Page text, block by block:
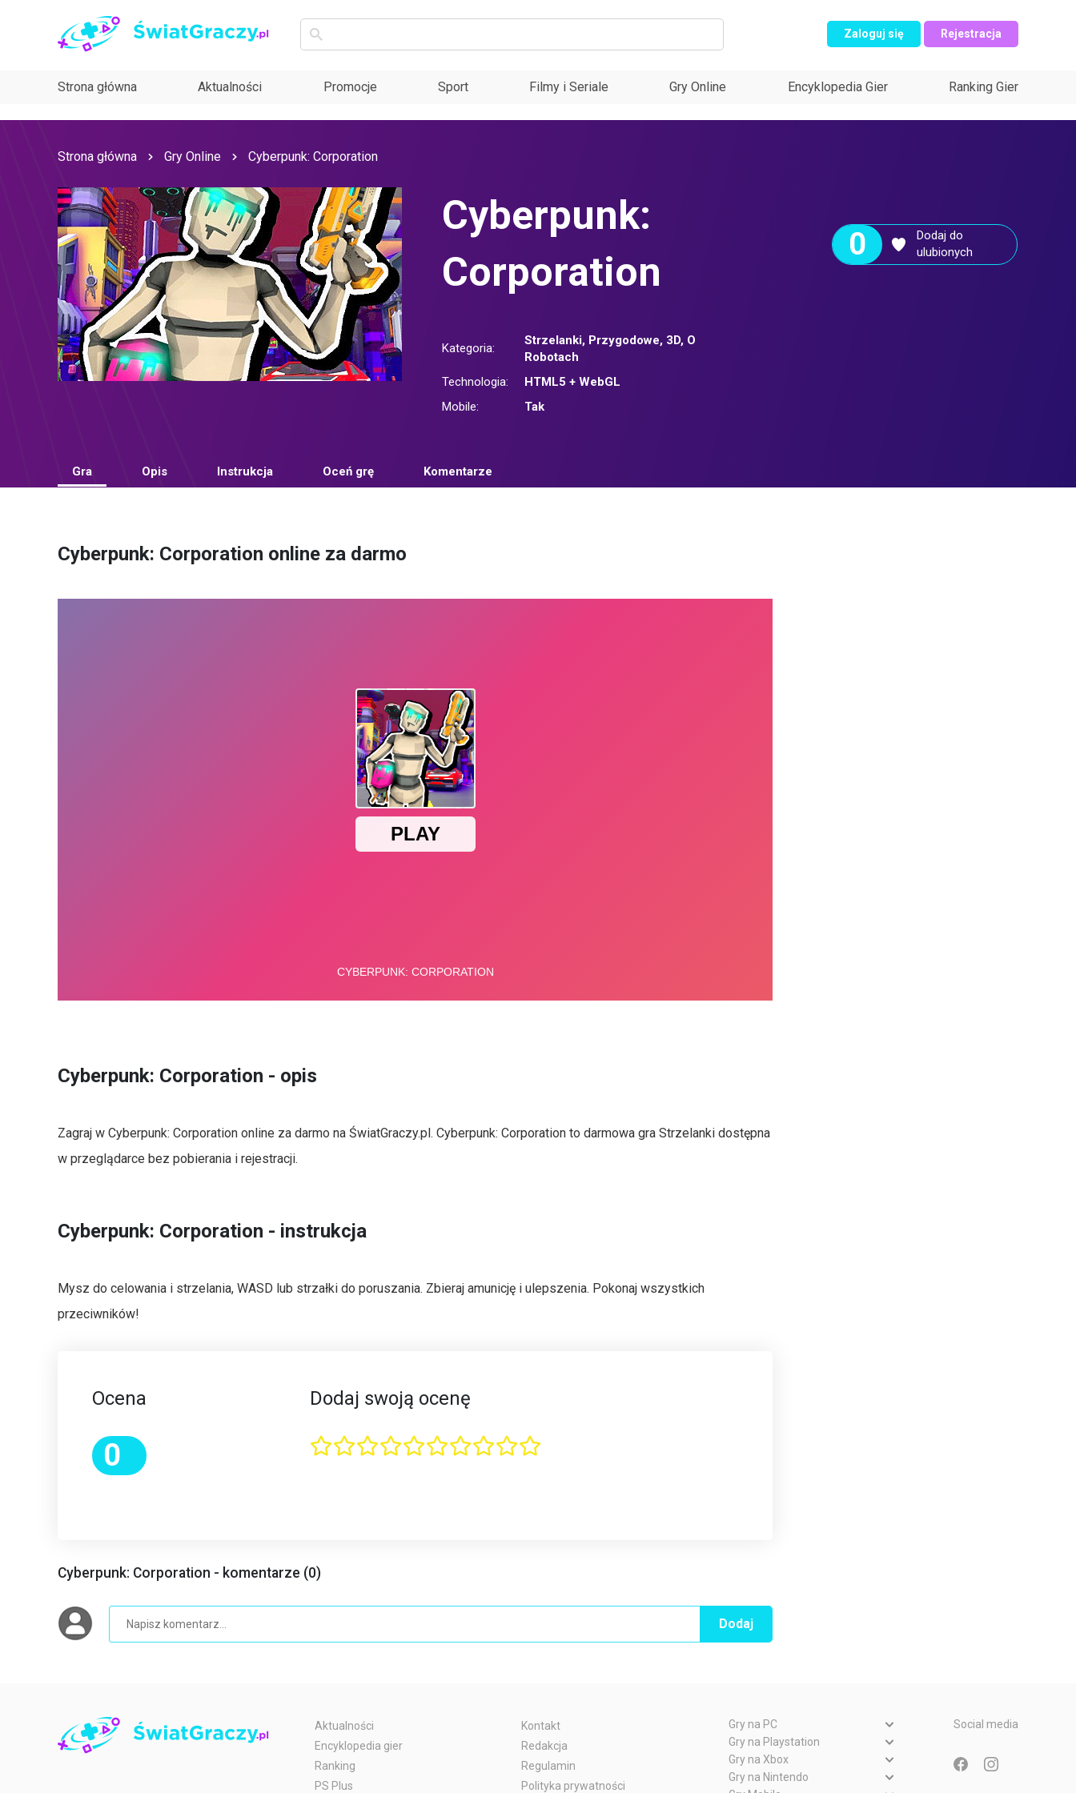
Zaloguj się Rejestracja
Strona główna Aktualności Promocje Sport Filmy i Seriale Gry Online Encyklopedia Gier Ranking Gier
Strona główna Gry Online Cyberpunk: Corporation
Cyberpunk:
Corporation
0
Dodaj do
ulubionych
Kategoria:
Strzelanki, Przygodowe, 3D, O
Robotach
Technologia:
HTML5 + WebGL
Mobile:
Tak
Gra Opis Instrukcja Oceń grę Komentarze
Cyberpunk: Corporation online za darmo
Cyberpunk: Corporation - opis
Zagraj w Cyberpunk: Corporation online za darmo na ŚwiatGraczy.pl. Cyberpunk: Corporation to darmowa gra Strzelanki dostępna
w przeglądarce bez pobierania i rejestracji.
Cyberpunk: Corporation - instrukcja
Mysz do celowania i strzelania, WASD lub strzałki do poruszania. Zbieraj amunicję i ulepszenia. Pokonaj wszystkich
przeciwników!
Ocena
0
Dodaj swoją ocenę
Cyberpunk: Corporation - komentarze (0)
Dodaj
Aktualności
Encyklopedia gier
Ranking
PS Plus
Kontakt
Redakcja
Regulamin
Polityka prywatności
Gry na PC
Gry PC
Gry WWW
Gry na Playstation
Gry PlayStation 5
Gry PlayStation 4
Gry na Xbox
Gry Xbox Series X
Gry na Nintendo
Social media